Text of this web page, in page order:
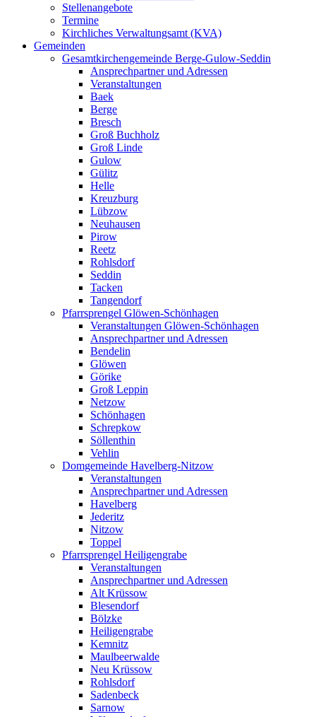
Stellenangebote
Termine
Kirchliches Verwaltungsamt (KVA)
Gemeinden
Gesamtkirchengemeinde Berge-Gulow-Seddin
Ansprechpartner und Adressen
Veranstaltungen
Baek
Berge
Bresch
Groß Buchholz
Groß Linde
Gulow
Gülitz
Helle
Kreuzburg
Lübzow
Neuhausen
Pirow
Reetz
Rohlsdorf
Seddin
Tacken
Tangendorf
Pfarrsprengel Glöwen-Schönhagen
Veranstaltungen Glöwen-Schönhagen
Ansprechpartner und Adressen
Bendelin
Glöwen
Görike
Groß Leppin
Netzow
Schönhagen
Schrepkow
Söllenthin
Vehlin
Domgemeinde Havelberg-Nitzow
Veranstaltungen
Ansprechpartner und Adressen
Havelberg
Jederitz
Nitzow
Toppel
Pfarrsprengel Heiligengrabe
Veranstaltungen
Ansprechpartner und Adressen
Alt Krüssow
Blesendorf
Bölzke
Heiligengrabe
Kemnitz
Maulbeerwalde
Neu Krüssow
Rohlsdorf
Sadenbeck
Sarnow